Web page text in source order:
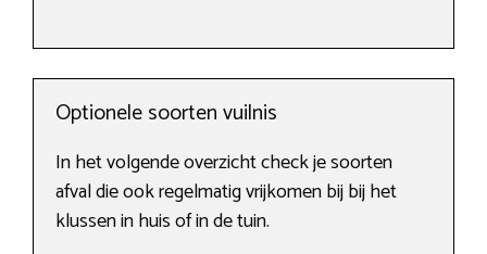
Optionele soorten vuilnis
In het volgende overzicht check je soorten
afval die ook regelmatig vrijkomen bij bij het
klussen in huis of in de tuin.